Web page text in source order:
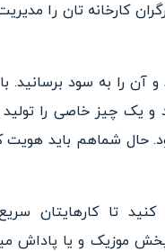
کارخانه تان ر ا
آن را به سود برسانید.
و یک چیز خاصی را
حال شماهم باید هویت
تا کارهایتان
موزیک و یا پاداش